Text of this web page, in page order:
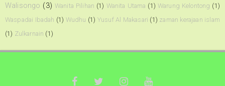
Walisongo (3) Wanita Pilihan (1) Wanita Utama (1) Warung Kelontong (1)
Waspadai Ibadah (1) Wudhu (1) Yusuf Al Makasari (1) zaman kerajaan islam
(1) Zulkarnain (1)